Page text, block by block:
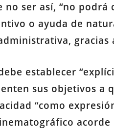
no ser así, “no
o ayuda de
gracias
establecer
sus objetivos a
“como